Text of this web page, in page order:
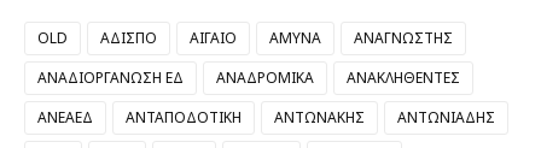
OLD ΑΔΙΣΠΟ ΑΙΓΑΙΟ ΑΜΥΝΑ
ΑΝΑΓΝΩΣΤΗΣ
ΑΝΑΔΙΟΡΓΑΝΩΣΗ ΕΔ
ΑΝΑΔΡΟΜΙΚΑ
ΑΝΑΚΛΗΘΕΝΤΕΣ
ΑΝΕΑΕΔ
ΑΝΤΑΠΟΔΟΤΙΚΗ ΑΝΤΩΝΑΚΗΣ
ΑΝΤΩΝΙΑΔΗΣ